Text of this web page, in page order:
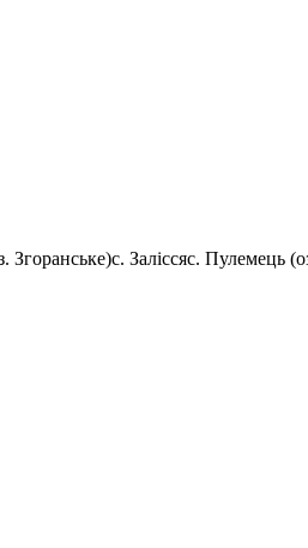
Згоранське)с. Заліссяс. Пулемець